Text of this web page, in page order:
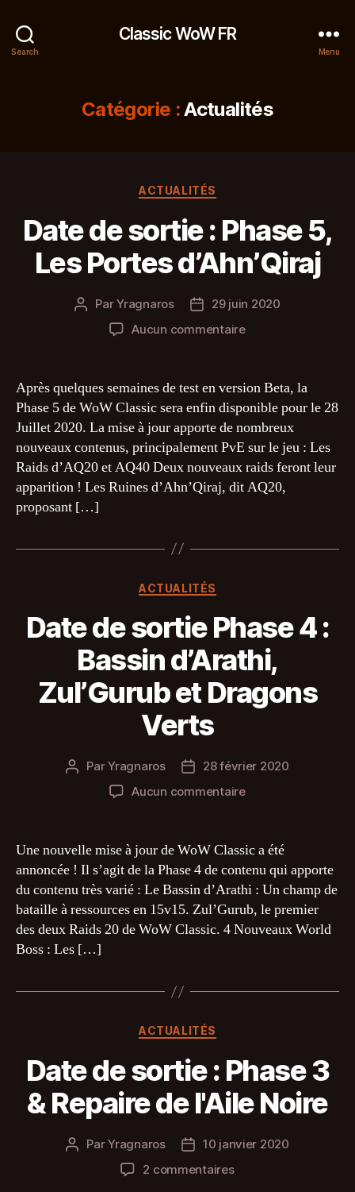
Search
Classic WoW FR
Menu
Catégorie :Actualités
Catégories
ACTUALITÉS
Date de sortie : Phase 5,
Les Portes d’Ahn’Qiraj
Auteur
l’article
ParYragnaros
Date29 juin 2020
Aucun commentairesur
sortie
Phase
5,
Les
Portes
d’Ahn’Qiraj
Après quelques semaines de test en version Beta, la
Phase 5 de WoW Classic sera enfin disponible pour le 28
Juillet 2020. La mise à jour apporte de nombreux
nouveaux contenus, principalement PvE sur le jeu : Les
Raids d’AQ20 et AQ40 Deux nouveaux raids feront leur
apparition ! Les Ruines d’Ahn’Qiraj, dit AQ20,
proposant […]
Catégories
ACTUALITÉS
Date de sortie Phase 4 :
Bassin d’Arathi,
Zul’Gurub et Dragons
Verts
Auteur
ParYragnaros
Date28 février 2020
Aucun commentairesur
sortie
4
:
Bassin
d’Arathi,
Une nouvelle mise à jour de WoW Classic a été
annoncée ! Il s’agit de la Phase 4 de contenu qui apporte
du contenu très varié : Le Bassin d’Arathi : Un champ de
bataille à ressources en 15v15. Zul’Gurub, le premier
des deux Raids 20 de WoW Classic. 4 Nouveaux World
Boss : Les […]
Catégories
ACTUALITÉS
Date de sortie : Phase 3
& Repaire de l'Aile Noire
Auteur
ParYragnaros
Date10 janvier 2020
2 commentairessur